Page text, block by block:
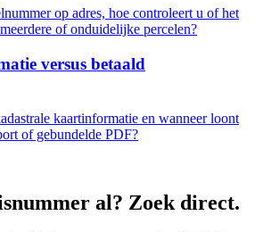
op adres, hoe controleert u of het
of onduidelijke percelen?
versus betaald
kaartinformatie en wanneer loont
of gebundelde PDF?
al? Zoek direct.